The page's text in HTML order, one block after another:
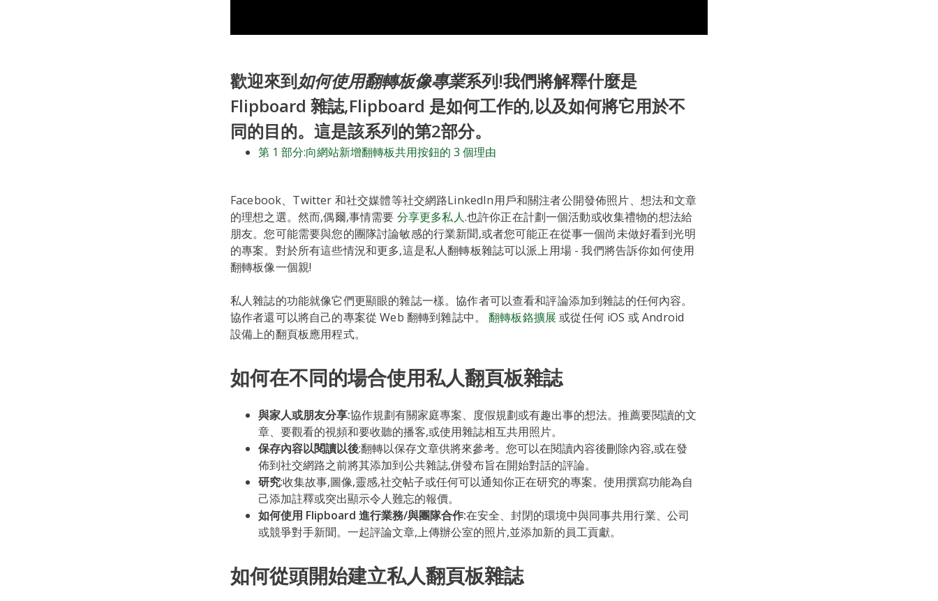
歡迎來到如何使用翻轉板像專業系列!我們將解釋什麼是
Flipboard 雜誌,Flipboard 是如何工作的,以及如何將它用於不
同的目的。這是該系列的第2部分。
第 1 部分:向網站新增翻轉板共用按鈕的 3 個理由
Facebook、Twitter 和社交媒體等社交網路LinkedIn用戶和關注者公開發佈照片、想法和文章
的理想之選。然而,偶爾,事情需要 分享更多私人.也許你正在計劃一個活動或收集禮物的想法給
朋友。您可能需要與您的團隊討論敏感的行業新聞,或者您可能正在從事一個尚未做好看到光明
的專案。對於所有這些情況和更多,這是私人翻轉板雜誌可以派上用場 - 我們將告訴你如何使用
翻轉板像一個親!
私人雜誌的功能就像它們更顯眼的雜誌一樣。協作者可以查看和評論添加到雜誌的任何內容。
協作者還可以將自己的專案從 Web 翻轉到雜誌中。翻轉板鉻擴展 或從任何 iOS 或 Android
設備上的翻頁板應用程式。
如何在不同的場合使用私人翻頁板雜誌
與家人或朋友分享:協作規劃有關家庭專案、度假規劃或有趣出事的想法。推薦要閱讀的文
章、要觀看的視頻和要收聽的播客,或使用雜誌相互共用照片。
保存內容以閱讀以後:翻轉以保存文章供將來參考。您可以在閱讀內容後刪除內容,或在發
佈到社交網路之前將其添加到公共雜誌,併發布旨在開始對話的評論。
研究:收集故事,圖像,靈感,社交帖子或任何可以通知你正在研究的專案。使用撰寫功能為自
己添加註釋或突出顯示令人難忘的報價。
如何使用 Flipboard 進行業務/與團隊合作:在安全、封閉的環境中與同事共用行業、公司
或競爭對手新聞。一起評論文章,上傳辦公室的照片,並添加新的員工貢獻。
如何從頭開始建立私人翻頁板雜誌